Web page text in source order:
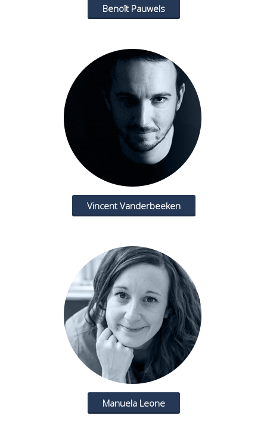
Benoît Pauwels
Vincent Vanderbeeken
Manuela Leone